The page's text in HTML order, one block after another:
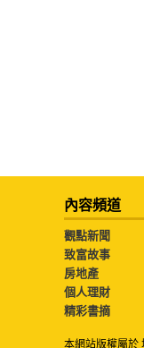
內容頻道
觀點新聞
致富故事
房地產
個人理財
精彩書摘
本網站版權屬於